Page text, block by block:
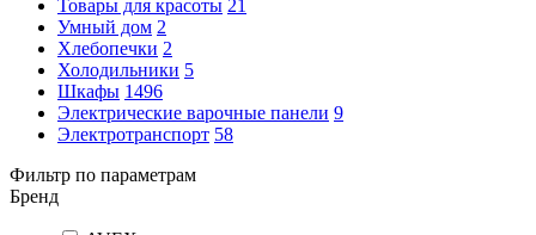
Товары для красоты 21
Умный дом 2
Хлебопечки 2
Холодильники 5
Шкафы 1496
Электрические варочные панели 9
Электротранспорт 58
Фильтр по параметрам
Бренд